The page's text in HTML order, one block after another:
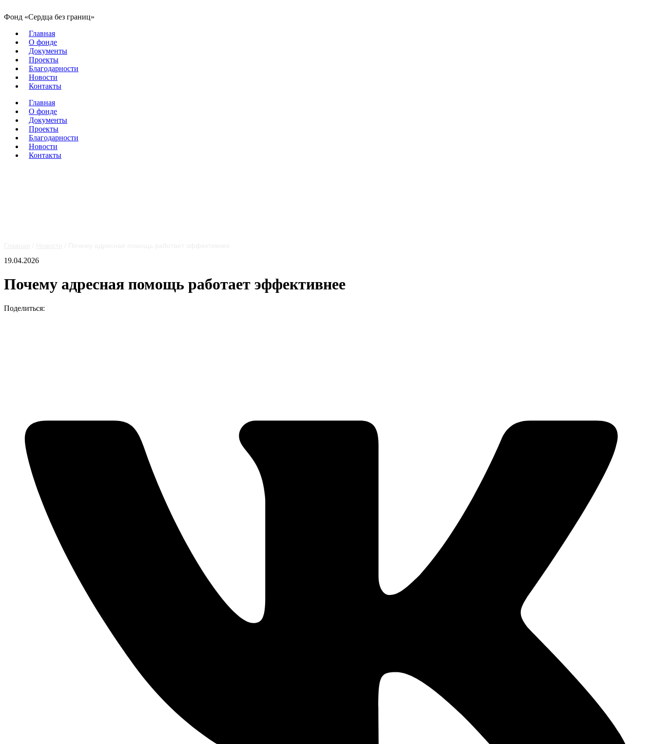
Фонд «Сердца без границ»
Главная
О фонде
Документы
Проекты
Благодарности
Новости
Контакты
Главная
О фонде
Документы
Проекты
Благодарности
Новости
Контакты
19.04.2026
Почему адресная помощь работает эффективнее
Поделиться: